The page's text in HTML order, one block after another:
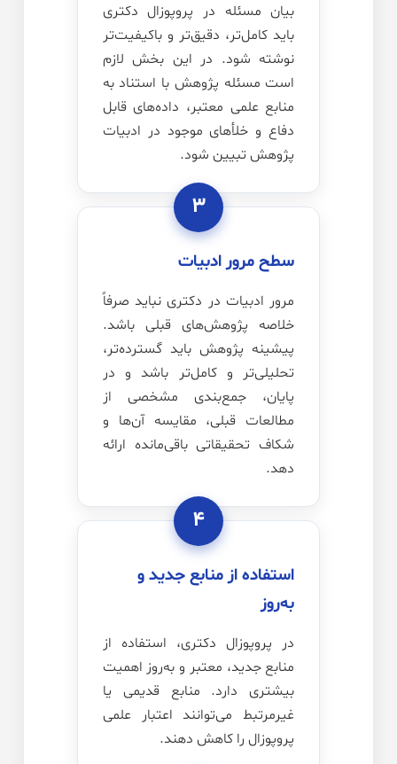
بیان مسئله در پروپوزال دکتری
باید کامل‌تر، دقیق‌تر و باکیفیت‌تر
نوشته شود. در این بخش لازم
است مسئله پژوهش با استناد به
منابع علمی معتبر، داده‌های قابل
دفاع و خلأهای موجود در ادبیات
پژوهش تبیین شود.
۳
سطح مرور ادبیات
مرور ادبیات در دکتری نباید صرفاً
خلاصه پژوهش‌های قبلی باشد.
پیشینه پژوهش باید گسترده‌تر،
تحلیلی‌تر و کامل‌تر باشد و در
پایان، جمع‌بندی مشخصی از
مطالعات قبلی، مقایسه آن‌ها و
شکاف تحقیقاتی باقی‌مانده ارائه
دهد.
۴
استفاده از منابع جدید و
به‌روز
در پروپوزال دکتری، استفاده از
منابع جدید، معتبر و به‌روز اهمیت
بیشتری دارد. منابع قدیمی یا
غیرمرتبط می‌توانند اعتبار علمی
پروپوزال را کاهش دهند.